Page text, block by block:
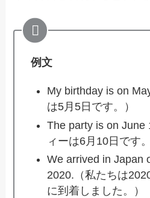
例文
My birthday is on
は5月5日です。）
The party is on June
ィーは6月10日です。
We arrived in Japan
2020.（私たちは
に到着しました。）